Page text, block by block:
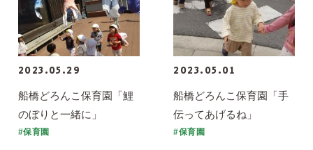
2023.05.29
船橋どろんこ保育園「鯉
のぼりと一緒に」
#保育園
2023.05.01
船橋どろんこ保育園「手
伝ってあげるね」
#保育園